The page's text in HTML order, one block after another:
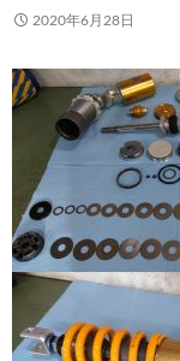
2020年6月28日